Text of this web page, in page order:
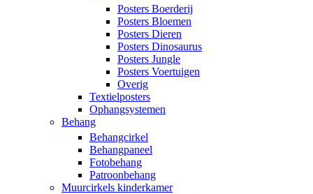
Posters Boerderij
Posters Bloemen
Posters Dieren
Posters Dinosaurus
Posters Jungle
Posters Voertuigen
Overig
Textielposters
Ophangsystemen
Behang
Behangcirkel
Behangpaneel
Fotobehang
Patroonbehang
Muurcirkels kinderkamer